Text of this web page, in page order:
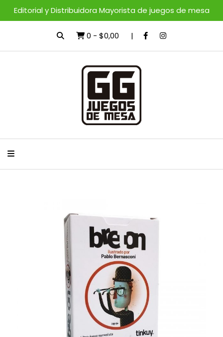
Editorial y Distribuidora Mayorista de juegos de mesa
0 - $0,00